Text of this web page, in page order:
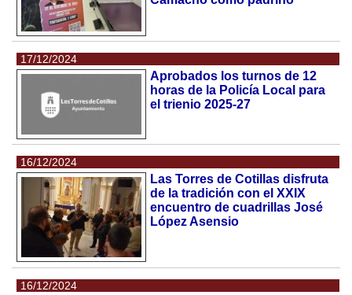
17/12/2024
Aprobados los turnos de 12
horas de la Policía Local para
el trienio 2025-27
16/12/2024
Las Torres de Cotillas disfruta
de la tradición con el XXIX
encuentro de cuadrillas José
López Asensio
16/12/2024